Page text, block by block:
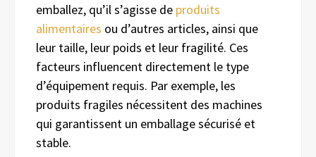
emballez, qu’il s’agisse de produits
alimentaires ou d’autres articles, ainsi que
leur taille, leur poids et leur fragilité. Ces
facteurs influencent directement le type
d’équipement requis. Par exemple, les
produits fragiles nécessitent des machines
qui garantissent un emballage sécurisé et
stable.